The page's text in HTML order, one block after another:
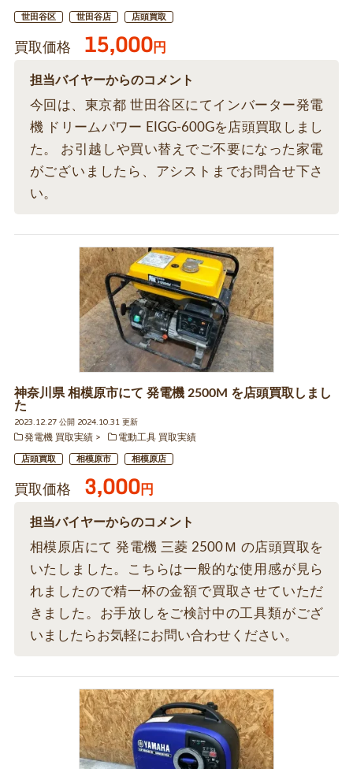
世田谷区 世田谷店 店頭買取
買取価格 15,000円
担当バイヤーからのコメント
今回は、東京都 世田谷区にてインバーター発電
機 ドリームパワー EIGG-600Gを店頭買取しまし
た。 お引越しや買い替えでご不要になった家電
がございましたら、アシストまでお問合せ下さ
い。
神奈川県 相模原市にて 発電機 2500M を店頭買取しまし
た
2023.12.27 公開 2024.10.31 更新
発電機 買取実績
電動工具 買取実績
店頭買取 相模原市 相模原店
買取価格 3,000円
担当バイヤーからのコメント
相模原店にて 発電機 三菱 2500Ｍ の店頭買取を
いたしました。こちらは一般的な使用感が見ら
れましたので精一杯の金額で買取させていただ
きました。お手放しをご検討中の工具類がござ
いましたらお気軽にお問い合わせください。